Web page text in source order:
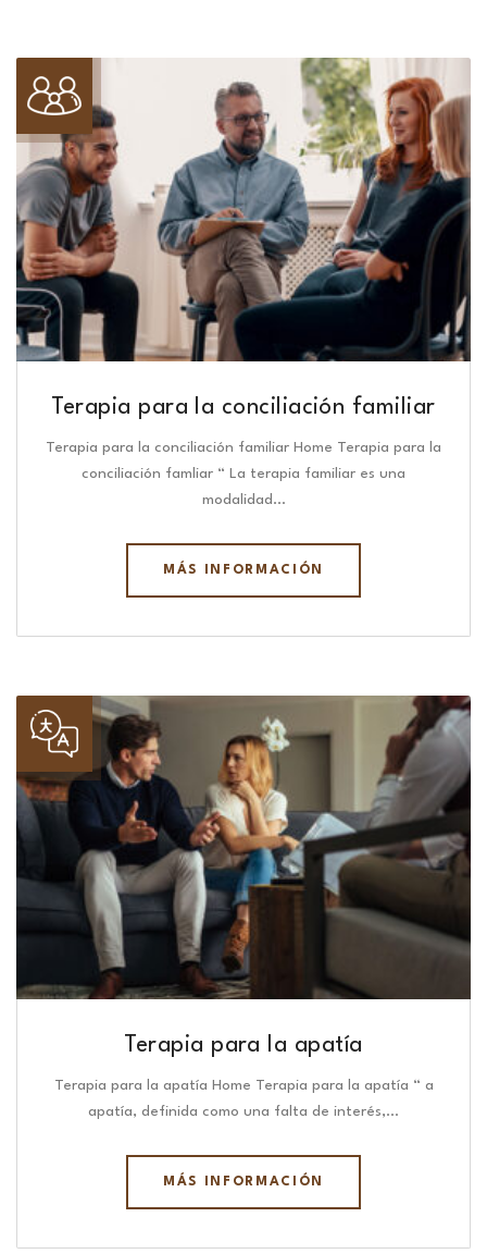
Terapia para la conciliación familiar
Terapia para la conciliación familiar Home Terapia para la
conciliación famliar “ La terapia familiar es una
modalidad…
MÁS INFORMACIÓN
Terapia para la apatía
Terapia para la apatía Home Terapia para la apatía “ a
apatía, definida como una falta de interés,…
MÁS INFORMACIÓN